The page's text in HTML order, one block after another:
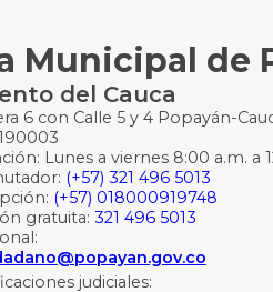
Municipal de
del Cauca
6 con Calle 5 y 4 Popayán-
Lunes a viernes 8:00 a.m. a
(+57) 321 496 5013
(+57) 018000919748
gratuita: 321 496 5013
judiciales: